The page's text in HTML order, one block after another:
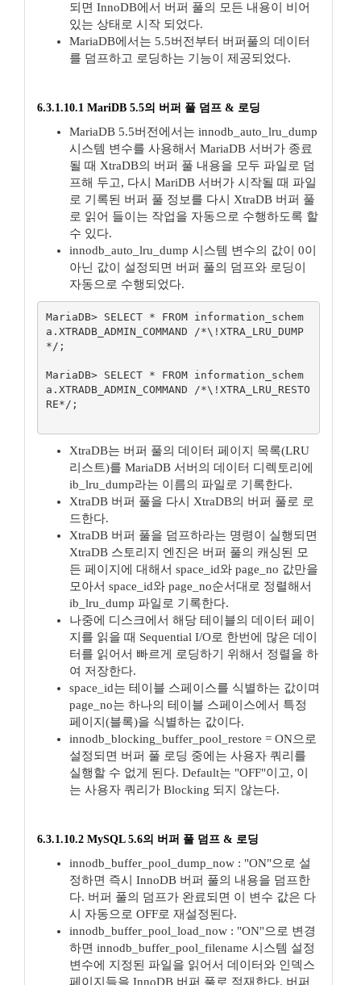
되면 InnoDB에서 버퍼 풀의 모든 내용이 비어
있는 상태로 시작 되었다.
MariaDB에서는 5.5버전부터 버퍼풀의 데이터
를 덤프하고 로딩하는 기능이 제공되었다.
6.3.1.10.1 MariDB 5.5의 버퍼 풀 덤프 & 로딩
MariaDB 5.5버전에서는 innodb_auto_lru_dump
시스템 변수를 사용해서 MariaDB 서버가 종료
될 때 XtraDB의 버퍼 풀 내용을 모두 파일로 덤
프해 두고, 다시 MariDB 서버가 시작될 때 파일
로 기록된 버퍼 풀 정보를 다시 XtraDB 버퍼 풀
로 읽어 들이는 작업을 자동으로 수행하도록 할
수 있다.
innodb_auto_lru_dump 시스템 변수의 값이 0이
아닌 값이 설정되면 버퍼 풀의 덤프와 로딩이
자동으로 수행되었다.
MariaDB> SELECT * FROM information_schem
a.XTRADB_ADMIN_COMMAND /*\!XTRA_LRU_DUMP
*/;
MariaDB> SELECT * FROM information_schem
a.XTRADB_ADMIN_COMMAND /*\!XTRA_LRU_RESTO
RE*/;
XtraDB는 버퍼 풀의 데이터 페이지 목록(LRU
리스트)를 MariaDB 서버의 데이터 디렉토리에
ib_lru_dump라는 이름의 파일로 기록한다.
XtraDB 버퍼 풀을 다시 XtraDB의 버퍼 풀로 로
드한다.
XtraDB 버퍼 풀을 덤프하라는 명령이 실행되면
XtraDB 스토리지 엔진은 버퍼 풀의 캐싱된 모
든 페이지에 대해서 space_id와 page_no 값만을
모아서 space_id와 page_no순서대로 정렬해서
ib_lru_dump 파일로 기록한다.
나중에 디스크에서 해당 테이블의 데이터 페이
지를 읽을 때 Sequential I/O로 한번에 많은 데이
터를 읽어서 빠르게 로딩하기 위해서 정렬을 하
여 저장한다.
space_id는 테이블 스페이스를 식별하는 값이며
page_no는 하나의 테이블 스페이스에서 특정
페이지(블록)을 식별하는 값이다.
innodb_blocking_buffer_pool_restore = ON으로
설정되면 버퍼 풀 로딩 중에는 사용자 쿼리를
실행할 수 없게 된다. Default는 "OFF"이고, 이
는 사용자 쿼리가 Blocking 되지 않는다.
6.3.1.10.2 MySQL 5.6의 버퍼 풀 덤프 & 로딩
innodb_buffer_pool_dump_now : "ON"으로 설
정하면 즉시 InnoDB 버퍼 풀의 내용을 덤프한
다. 버퍼 풀의 덤프가 완료되면 이 변수 값은 다
시 자동으로 OFF로 재설정된다.
innodb_buffer_pool_load_now : "ON"으로 변경
하면 innodb_buffer_pool_filename 시스템 설정
변수에 지정된 파일을 읽어서 데이터와 인덱스
페이지들을 InnoDB 버퍼 풀로 적재한다. 버퍼